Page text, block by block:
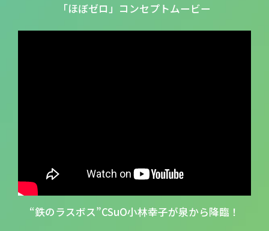
「ほぼゼロ」コンセプトムービー
“鉄のラスボス”CSuO小林幸子が泉から降臨！